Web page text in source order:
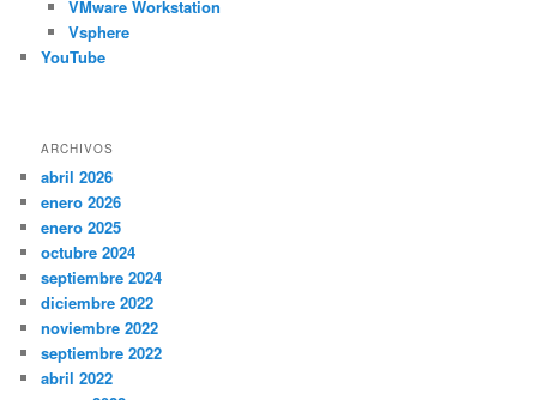
VMware Workstation
Vsphere
YouTube
ARCHIVOS
abril 2026
enero 2026
enero 2025
octubre 2024
septiembre 2024
diciembre 2022
noviembre 2022
septiembre 2022
abril 2022